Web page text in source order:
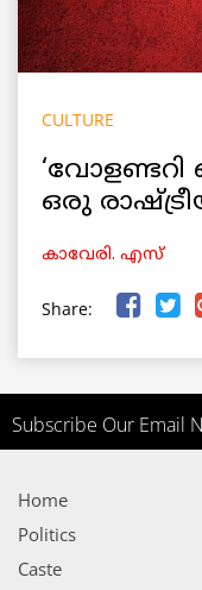
CULTURE
ഒരു
കാവേരി. എസ്
Share:
Subscribe Our Email
Home
Politics
Caste